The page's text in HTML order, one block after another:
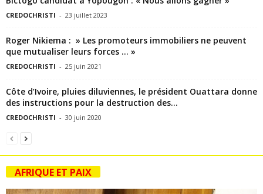
CREDOCHRISTI - 23 juillet 2023
Roger Nikiema : » Les promoteurs immobiliers ne peuvent
que mutualiser leurs forces … »
CREDOCHRISTI - 25 juin 2021
Côte d’Ivoire, pluies diluviennes, le président Ouattara donne
des instructions pour la destruction des...
CREDOCHRISTI - 30 juin 2020
AFRIQUE ET PAIX